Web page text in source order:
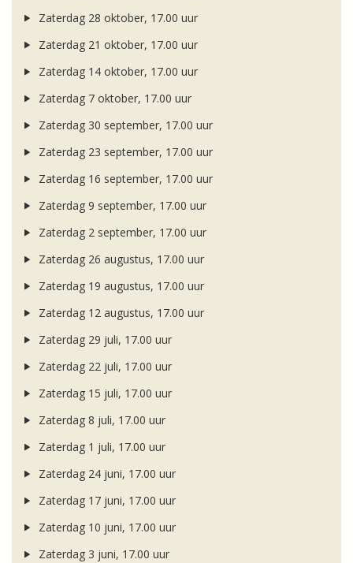
Zaterdag 28 oktober, 17.00 uur
Zaterdag 21 oktober, 17.00 uur
Zaterdag 14 oktober, 17.00 uur
Zaterdag 7 oktober, 17.00 uur
Zaterdag 30 september, 17.00 uur
Zaterdag 23 september, 17.00 uur
Zaterdag 16 september, 17.00 uur
Zaterdag 9 september, 17.00 uur
Zaterdag 2 september, 17.00 uur
Zaterdag 26 augustus, 17.00 uur
Zaterdag 19 augustus, 17.00 uur
Zaterdag 12 augustus, 17.00 uur
Zaterdag 29 juli, 17.00 uur
Zaterdag 22 juli, 17.00 uur
Zaterdag 15 juli, 17.00 uur
Zaterdag 8 juli, 17.00 uur
Zaterdag 1 juli, 17.00 uur
Zaterdag 24 juni, 17.00 uur
Zaterdag 17 juni, 17.00 uur
Zaterdag 10 juni, 17.00 uur
Zaterdag 3 juni, 17.00 uur